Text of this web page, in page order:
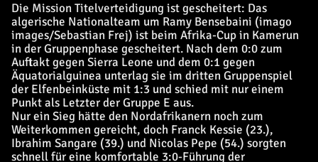
Die Mission Titelverteidigung ist gescheitert: Das
algerische Nationalteam um Ramy Bensebaini (imago
images/Sebastian Frej) ist beim Afrika-Cup in Kamerun
in der Gruppenphase gescheitert. Nach dem 0:0 zum
Auftakt gegen Sierra Leone und dem 0:1 gegen
Äquatorialguinea unterlag sie im dritten Gruppenspiel
der Elfenbeinküste mit 1:3 und schied mit nur einem
Punkt als Letzter der Gruppe E aus.
Nur ein Sieg hätte den Nordafrikanern noch zum
Weiterkommen gereicht, doch Franck Kessie (23.),
Ibrahim Sangare (39.) und Nicolas Pepe (54.) sorgten
schnell für eine komfortable 3:0-Führung der